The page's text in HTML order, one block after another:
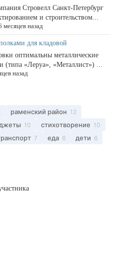
Стровелл Санкт-Петербург
и строительством...
месяцев назад
для кладовой
оптимальны металлические
(типа «Леруа», «Металлист») ...
назад
раменский район 12
10 стихотворение 10
7 еда 6 дети 6